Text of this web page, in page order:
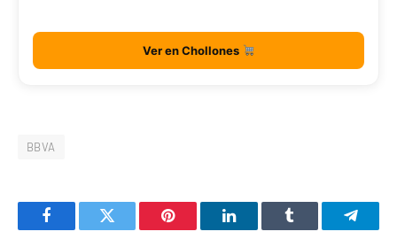
Ver en Chollones
BBVA
FacebookTwitter Pinterest LinkedInTumblr